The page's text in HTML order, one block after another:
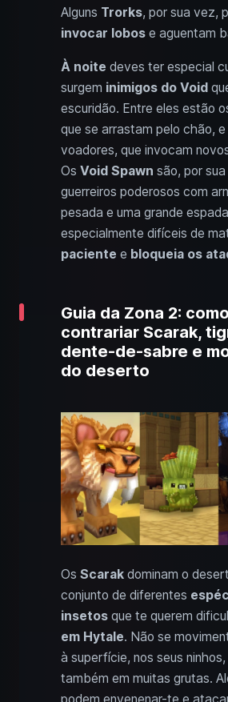
Alguns Trorks, por sua vez,
invocar lobos e aguentam
À noite deves ter especial
surgem inimigos do Void
escuridão. Entre eles estão
que se arrastam pelo chão, e
voadores, que invocam
Os Void Spawn são, por
guerreiros poderosos com
pesada e uma grande
especialmente difíceis de
paciente e bloqueia os
Guia da Zona 2: como
contrariar Scarak,
dente-de-sabre e
do deserto
Os Scarak dominam o
conjunto de diferentes
insetos que te querem
em Hytale. Não se
à superfície, nos seus ninhos,
também em muitas grutas.